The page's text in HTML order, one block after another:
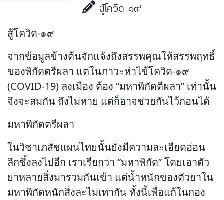
สู้โควิด-๑๙
สู้โควิด-๑๙
จากข้อมูลข้างต้นจักแจ้งถึงสรรพคุณให้สรรพฤทธิ์
ของพิกัดตรีผลา แต่ในภาวะห่าไข้โควิด-๑๙
(COVID-19) ลงเมือง ต้อง “มหาพิกัดตีผลา” เท่านั้น
จึงจะสมกัน ถึงไม่หาย แต่ก็อาจช่วยกันไว้ก่อนได้
มหาพิกัดตรีผลา
ในวิชาเภสัชแผนไทยนั้นยังมีความละเอียดอ่อน
ลึกซึ้งลงไปอีก เราเรียกว่า “มหาพิกัด” โดยเอาตัว
ยาหลายสิ่งมารวมกันเข้า แต่น้ำหนักของตัวยาใน
มหาพิกัดหนักสิ่งละไม่เท่ากัน ทั้งนี้เพื่อแก้ในกอง